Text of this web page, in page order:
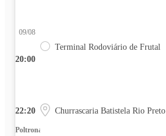
20:00
09/08
Terminal Rodoviário de Frutal
22:20 Churrascaria Batistela Rio Preto
Poltrona